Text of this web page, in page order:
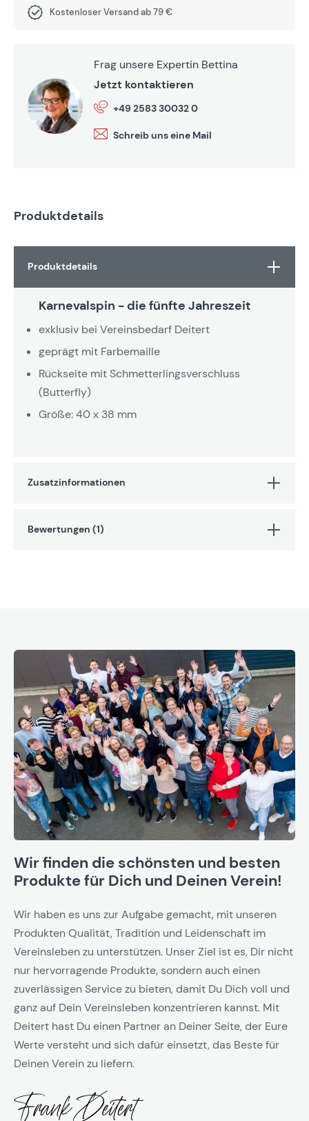
Kostenloser Versand ab 79 €
Frag unsere Expertin Bettina
Jetzt kontaktieren
+49 2583 30032 0
Schreib uns eine Mail
Produktdetails
Produktdetails
Karnevalspin - die fünfte Jahreszeit
exklusiv bei Vereinsbedarf Deitert
geprägt mit Farbemaille
Rückseite mit Schmetterlingsverschluss
(Butterfly)
Größe: 40 x 38 mm
Zusatzinformationen
Bewertungen (1)
Wir finden die schönsten und besten
Produkte für Dich und Deinen Verein!
Wir haben es uns zur Aufgabe gemacht, mit unseren
Produkten Qualität, Tradition und Leidenschaft im
Vereinsleben zu unterstützen. Unser Ziel ist es, Dir nicht
nur hervorragende Produkte, sondern auch einen
zuverlässigen Service zu bieten, damit Du Dich voll und
ganz auf Dein Vereinsleben konzentrieren kannst. Mit
Deitert hast Du einen Partner an Deiner Seite, der Eure
Werte versteht und sich dafür einsetzt, das Beste für
Deinen Verein zu liefern.